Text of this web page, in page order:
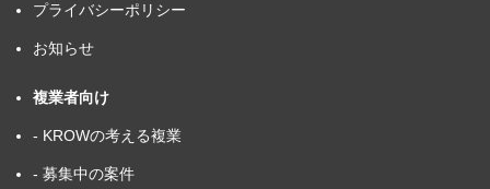
プライバシーポリシー
お知らせ
複業者向け
- KROWの考える複業
- 募集中の案件